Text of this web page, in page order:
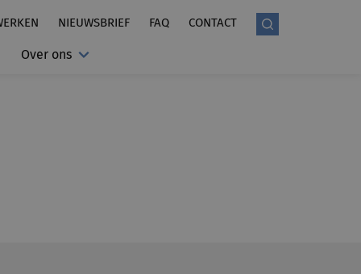
NIEUWSBRIEF FAQ CONTACT
Over ons